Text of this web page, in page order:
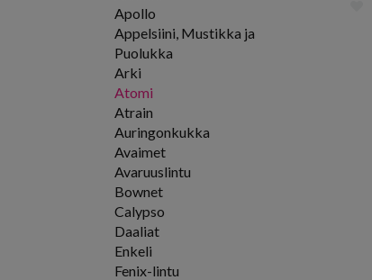
Apollo
Appelsiini, Mustikka ja
Puolukka
Arki
Atomi
Atrain
Auringonkukka
Avaimet
Avaruuslintu
Bownet
Calypso
Daaliat
Enkeli
Fenix-lintu